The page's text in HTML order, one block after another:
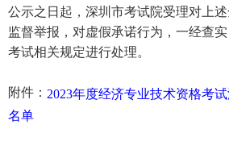
公示之日起，深圳市考试院受理对上
监督举报，对虚假承诺行为，一经查
考试相关规定进行处理。
附件： 2023年度经济专业技术资格考
名单